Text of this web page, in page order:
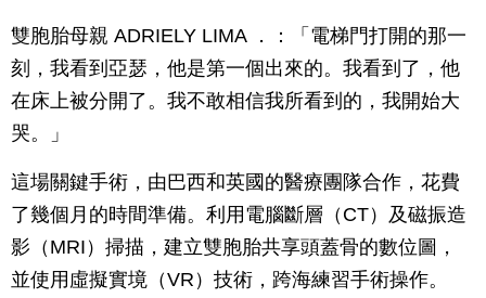
雙胞胎母親 ADRIELY LIMA ．：「電梯門打開的那一
刻，我看到亞瑟，他是第一個出來的。我看到了，他
在床上被分開了。我不敢相信我所看到的，我開始大
哭。」
這場關鍵手術，由巴西和英國的醫療團隊合作，花費
了幾個月的時間準備。利用電腦斷層（CT）及磁振造
影（MRI）掃描，建立雙胞胎共享頭蓋骨的數位圖，
並使用虛擬實境（VR）技術，跨海練習手術操作。